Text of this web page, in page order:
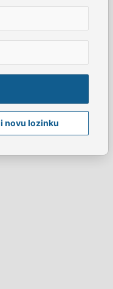
novu lozinku